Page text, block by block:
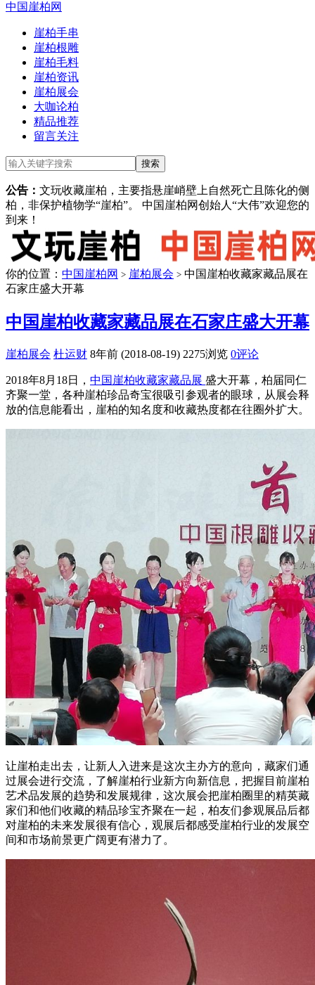
中国崖柏网
崖柏手串
崖柏根雕
崖柏毛料
崖柏资讯
崖柏展会
大咖论柏
精品推荐
留言关注
公告： 文玩收藏崖柏，主要指悬崖峭壁上自然死亡且陈化的侧
柏，非保护植物学“崖柏”。 中国崖柏网创始人“大伟”欢迎您的
到来！
你的位置： 中国崖柏网 > 崖柏展会 > 中国崖柏收藏家藏品展在
石家庄盛大开幕
中国崖柏收藏家藏品展在石家庄盛大开幕
崖柏展会 杜运财 8年前 (2018-08-19) 2275浏览 0评论
2018年8月18日， 中国崖柏收藏家藏品展 盛大开幕，柏届同仁
齐聚一堂，各种崖柏珍品奇宝很吸引参观者的眼球，从展会释
放的信息能看出，崖柏的知名度和收藏热度都在往圈外扩大。
让崖柏走出去，让新人入进来是这次主办方的意向，藏家们通
过展会进行交流，了解崖柏行业新方向新信息，把握目前崖柏
艺术品发展的趋势和发展规律，这次展会把崖柏圈里的精英藏
家们和他们收藏的精品珍宝齐聚在一起，柏友们参观展品后都
对崖柏的未来发展很有信心，观展后都感受崖柏行业的发展空
间和市场前景更广阔更有潜力了。